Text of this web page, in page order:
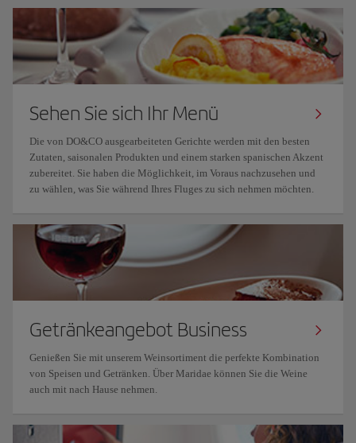
Sehen Sie sich Ihr Menü
Die von DO&CO ausgearbeiteten Gerichte werden mit den besten
Zutaten, saisonalen Produkten und einem starken spanischen Akzent
zubereitet. Sie haben die Möglichkeit, im Voraus nachzusehen und
zu wählen, was Sie während Ihres Fluges zu sich nehmen möchten.
Getränkeangebot Business
Genießen Sie mit unserem Weinsortiment die perfekte Kombination
von Speisen und Getränken. Über Maridae können Sie die Weine
auch mit nach Hause nehmen.